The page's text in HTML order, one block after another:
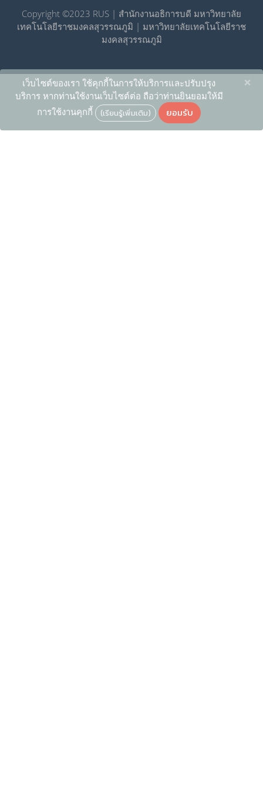
Copyright ©2023 RUS | สำนักงานอธิการบดี มหาวิทยาลัย
เทคโนโลยีราชมงคลสุวรรณภูมิ | มหาวิทยาลัยเทคโนโลยีราช
มงคลสุวรรณภูมิ
เว็บไซต์ของเรา ใช้คุกกี้ในการให้บริการและปรับปรุง
บริการ หากท่านใช้งานเว็บไซต์ต่อ ถือว่าท่านยินยอมให้มี
การใช้งานคุกกี้ (เรียนรู้เพิ่มเติม) ยอมรับ
×